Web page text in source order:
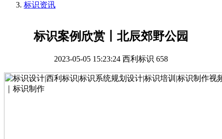
标识资讯
标识案例欣赏丨北辰郊野公园
2023-05-05 15:23:24 西利标识 658